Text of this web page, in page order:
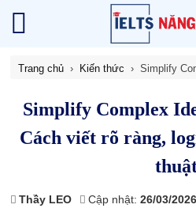
Trang chủ Kiến thức Simplify
Simplify Complex
Cách viết rõ ràng,
Thầy LEO Cập nhật:26/03/2026